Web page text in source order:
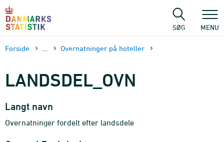
sidens
SØG MENU
Forside Overnatninger på hoteller
LANDSDEL_OVN
Langt navn
Overnatninger fordelt efter landsdele